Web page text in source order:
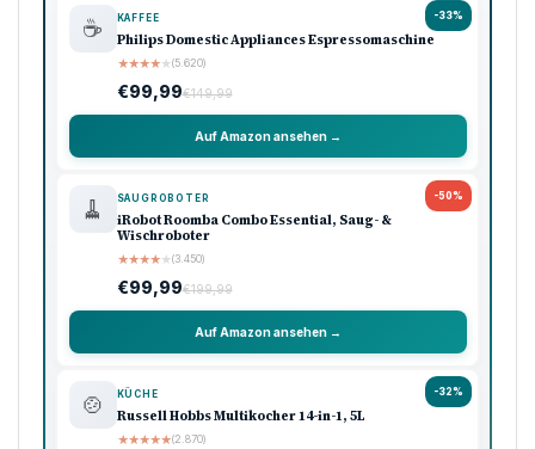
-33%
☕ KAFFEE
Philips Domestic Appliances Espressomaschine
★★★★★(5.620)
€99,99€149,99
Auf Amazon ansehen →
-50%
🧹 SAUGROBOTER
iRobot Roomba Combo Essential, Saug- &
Wischroboter
★★★★★(3.450)
€99,99€199,99
Auf Amazon ansehen →
-32%
🍲 KÜCHE
Russell Hobbs Multikocher 14-in-1, 5L
★★★★★(2.870)